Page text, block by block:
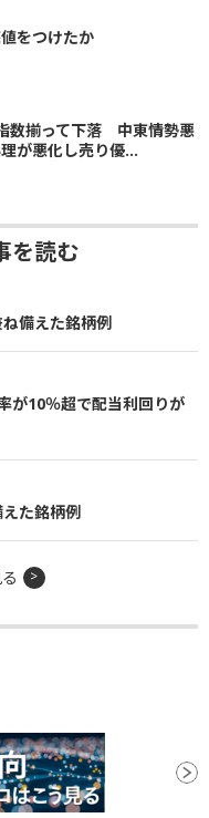
をつけたか
数揃って下落 中東情勢悪
が悪化し売り優...
を読む
ね備えた銘柄例
が10％超で配当利回りが
えた銘柄例